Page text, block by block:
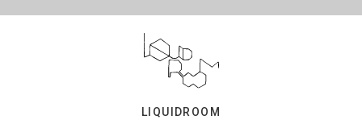
LIQUIDROOM